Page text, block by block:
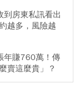
到房東私訊看出
越多，風險越
年賺760萬！傳
賣這麼貴」？